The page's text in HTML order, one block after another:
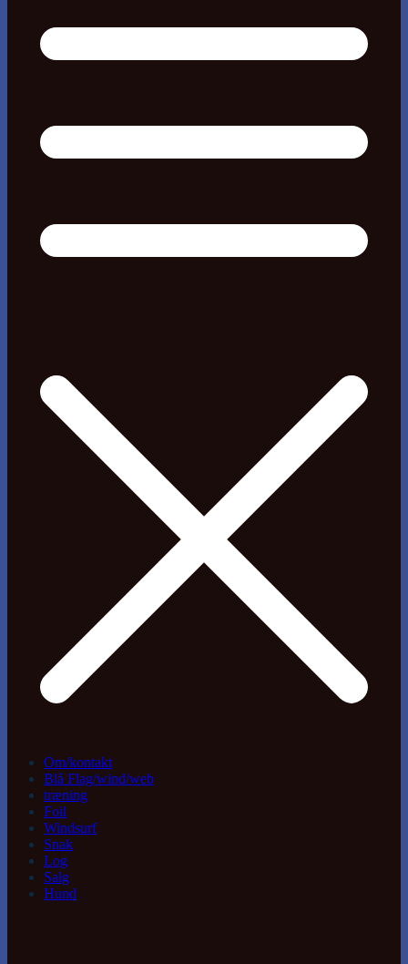
Om/kontakt
Blå Flag/wind/web
træning
Foil
Windsurf
Snak
Log
Salg
Hund